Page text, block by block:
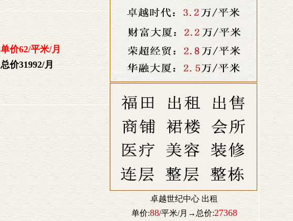
单价62/平米/月
总价31992/月
卓越世纪中心 出租
单价:88/平米/月→总价:27368